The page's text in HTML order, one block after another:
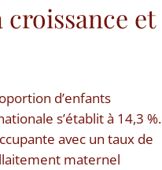
et
d’enfants
s’établit à 14,3 %.
avec un taux de
maternel